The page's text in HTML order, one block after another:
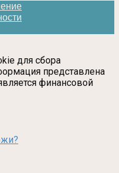
для сбора
представлена
финансовой